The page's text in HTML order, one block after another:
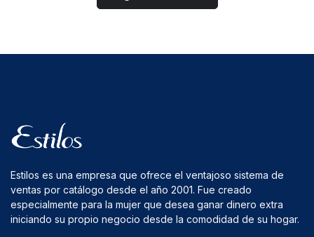
Estilos es una empresa que ofrece el ventajoso sistema de
ventas por catálogo desde el año 2001. Fue creado
especialmente para la mujer que desea ganar dinero extra
iniciando su propio negocio desde la comodidad de su hogar.